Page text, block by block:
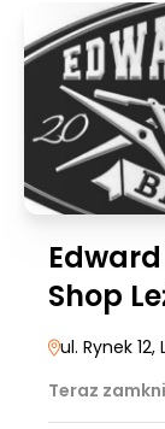
Shop
ul. Rynek 12,
Teraz